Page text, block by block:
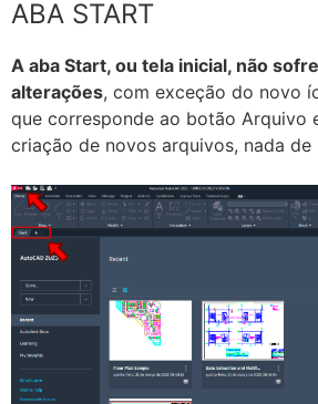
ABA START
A aba Start, ou tela inicial, não
alterações, com exceção do novo
que corresponde ao botão Arquivo
criação de novos arquivos, nada